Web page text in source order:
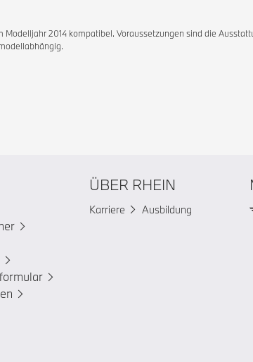
2014 kompatibel. Voraussetzungen sind die
ÜBER RHEIN
Karriere Ausbildung